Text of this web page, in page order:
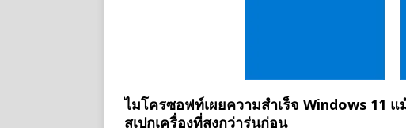
ไมโครซอฟท์เผยความสำเร็จ Windows 11
สเปกเครื่องที่สูงกว่ารุ่นก่อน